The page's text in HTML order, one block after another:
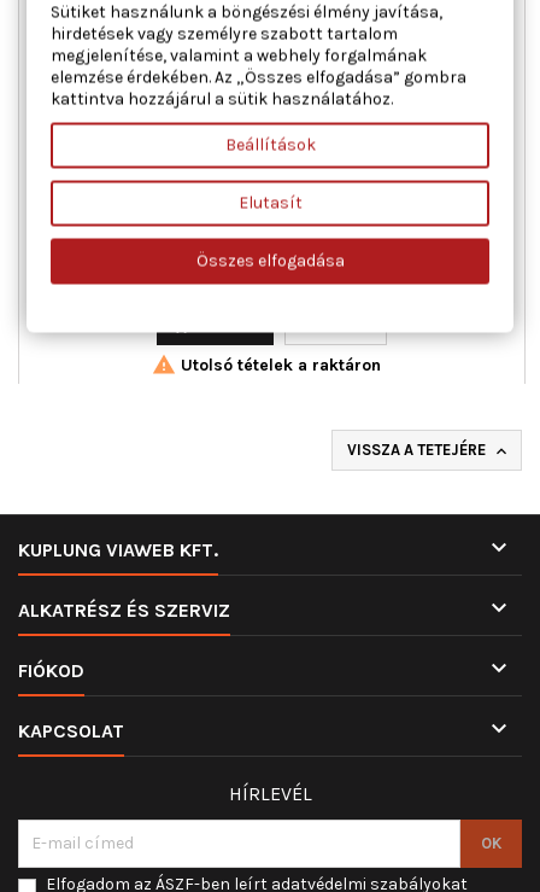
AC ROLCAR 01.1800 ABLAKEMELŐ JOBB ELSŐ FIAT
Ajtók száma : 2, Beépítési oldal : jobb első, Kiegészítő
cikk/kiegészítő info : Villanymotorral, Működési mód :
elektromos, Tömeg [kg] : 1,120
Ár
30 830 FtNormál
68 511 Ft
 Utolsó tételek a raktáron
VISSZA A TETEJÉRE 
KUPLUNG VIAWEB KFT. 
ALKATRÉSZ ÉS SZERVIZ 
FIÓKOD 
KAPCSOLAT 
HÍRLEVÉL
Elfogadom az ÁSZF-ben leírt adatvédelmi szabályokat
Sütiket használunk a böngészési élmény javítása,
hirdetések vagy személyre szabott tartalom
megjelenítése, valamint a webhely forgalmának
elemzése érdekében. Az „Összes elfogadása” gombra
kattintva hozzájárul a sütik használatához.
Beállítások
Elutasít
Összes elfogadása